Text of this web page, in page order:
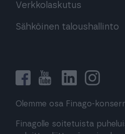
Verkkolaskutus
Sähköinen taloushallinto
Olemme osa Finago-
Finagolle soitetuista